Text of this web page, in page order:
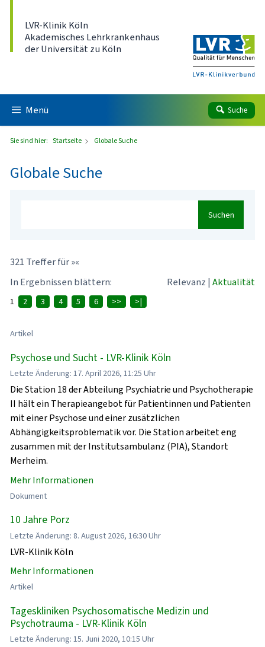
LVR-Klinik Köln
Akademisches Lehrkrankenhaus
der Universität zu Köln
Menü Suche
Sie sind hier: Startseite Globale Suche
Globale Suche
Suchen
321 Treffer für »«
In Ergebnissen blättern:
Relevanz | Aktualität
1 2 3 4 5 6 >> >|
Artikel
Psychose und Sucht - LVR-Klinik Köln
Letzte Änderung: 17. April 2026, 11:25 Uhr
Die Station 18 der Abteilung Psychiatrie und Psychotherapie
II hält ein Therapieangebot für Patientinnen und Patienten
mit einer Psychose und einer zusätzlichen
Abhängigkeitsproblematik vor. Die Station arbeitet eng
zusammen mit der Institutsambulanz (PIA), Standort
Merheim.
Mehr Informationen
Dokument
10 Jahre Porz
Letzte Änderung: 8. August 2026, 16:30 Uhr
LVR-Klinik Köln
Mehr Informationen
Artikel
Tageskliniken Psychosomatische Medizin und
Psychotrauma - LVR-Klinik Köln
Letzte Änderung: 15. Juni 2020, 10:15 Uhr